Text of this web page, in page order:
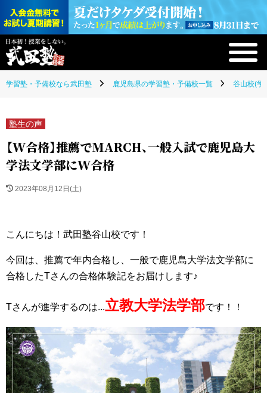
学習塾・予備校なら武田塾 鹿児島県の学習塾・予備校一覧 谷山校(学
塾生の声
【W合格】推薦でMARCH、一般入試で鹿児島大
学法文学部にW合格
2023年08月12日(土)
こんにちは！武田塾谷山校です！
今回は、推薦で年内合格し、一般で鹿児島大学法文学部に
合格したTさんの合格体験記をお届けします♪
Tさんが進学するのは...立教大学法学部です！！